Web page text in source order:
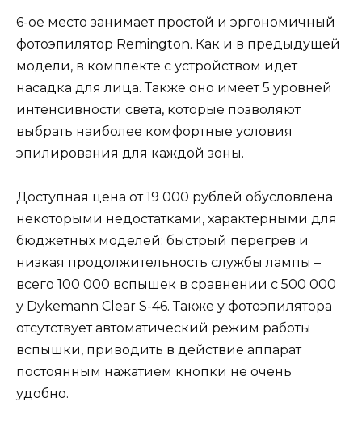
6-ое место занимает простой и эргономичный
фотоэпилятор Remington. Как и в предыдущей
модели, в комплекте с устройством идет
насадка для лица. Также оно имеет 5 уровней
интенсивности света, которые позволяют
выбрать наиболее комфортные условия
эпилирования для каждой зоны.
Доступная цена от 19 000 рублей обусловлена
некоторыми недостатками, характерными для
бюджетных моделей: быстрый перегрев и
низкая продолжительность службы лампы –
всего 100 000 вспышек в сравнении с 500 000
у Dykemann Clear S-46. Также у фотоэпилятора
отсутствует автоматический режим работы
вспышки, приводить в действие аппарат
постоянным нажатием кнопки не очень
удобно.